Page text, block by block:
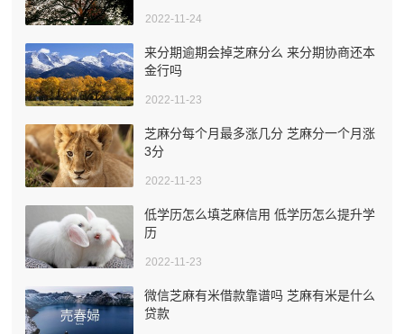
2022-11-24
来分期逾期会掉芝麻分么 来分期协商还本
金行吗
2022-11-23
芝麻分每个月最多涨几分 芝麻分一个月涨
3分
2022-11-23
低学历怎么填芝麻信用 低学历怎么提升学
历
2022-11-23
微信芝麻有米借款靠谱吗 芝麻有米是什么
贷款